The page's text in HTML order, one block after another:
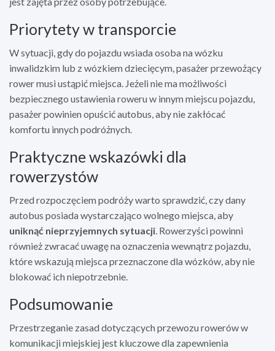
Priorytety w transporcie
W sytuacji, gdy do pojazdu wsiada osoba na wózku
inwalidzkim lub z wózkiem dziecięcym, pasażer przewożący
rower musi ustąpić miejsca. Jeżeli nie ma możliwości
bezpiecznego ustawienia roweru w innym miejscu pojazdu,
pasażer powinien opuścić autobus, aby nie zakłócać
komfortu innych podróżnych.
Praktyczne wskazówki dla
rowerzystów
Przed rozpoczęciem podróży warto sprawdzić, czy dany
autobus posiada wystarczająco wolnego miejsca, aby
uniknąć nieprzyjemnych sytuacji . Rowerzyści powinni
również zwracać uwagę na oznaczenia wewnątrz pojazdu,
które wskazują miejsca przeznaczone dla wózków, aby nie
blokować ich niepotrzebnie.
Podsumowanie
Przestrzeganie zasad dotyczących przewozu rowerów w
komunikacji miejskiej jest kluczowe dla zapewnienia